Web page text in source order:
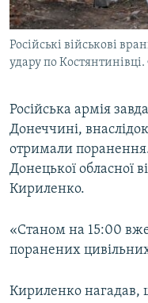
ІНФОГРАФІКА
ДОЛУЧАЙСЯ!
Російські військові
удару по
Російська армія
Донеччині,
отримали
Донецької обласної
Кириленко.
«Станом на 15:00
поранених
Кириленко нагадав,